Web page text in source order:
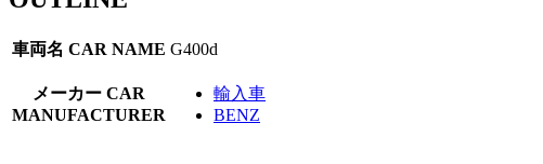
車両名 CAR NAME G400d
メーカー CAR
MANUFACTURER
輸入車
BENZ